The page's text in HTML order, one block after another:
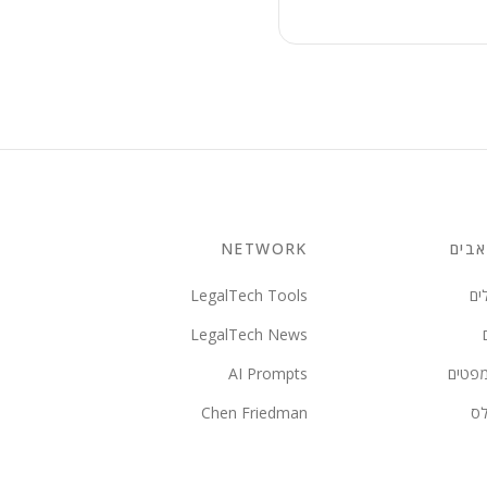
NETWORK
LegalTech Tools
LegalTech News
AI Prompts
Chen Friedman